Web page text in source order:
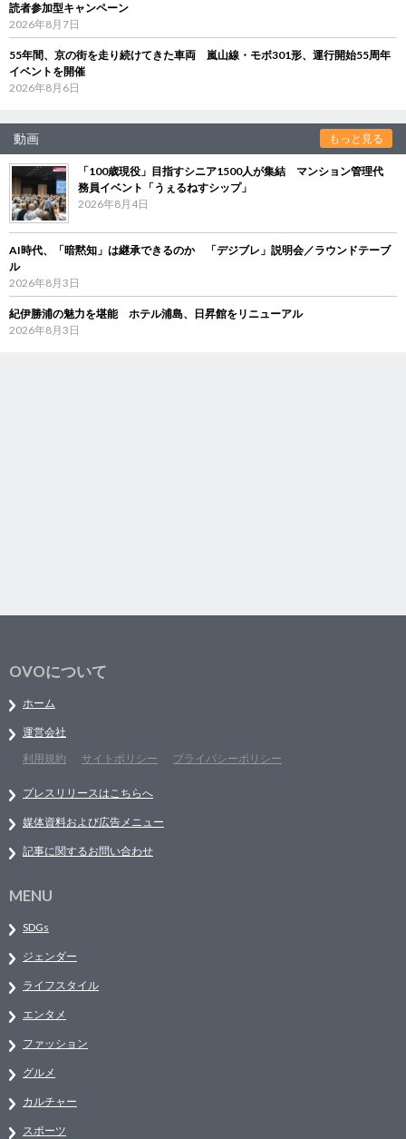
読者参加型キャンペーン
2026年8月7日
55年間、京の街を走り続けてきた車両 嵐山線・モボ301形、運行開始55周年
イベントを開催
2026年8月6日
動画 もっと見る
「100歳現役」目指すシニア1500人が集結 マンション管理代
務員イベント「うぇるねすシップ」
2026年8月4日
AI時代、「暗黙知」は継承できるのか 「デジブレ」説明会／ラウンドテーブ
ル
2026年8月3日
紀伊勝浦の魅力を堪能 ホテル浦島、日昇館をリニューアル
2026年8月3日
OVOについて
ホーム
運営会社
利用規約
サイトポリシー プライバシーポリシー
プレスリリースはこちらへ
媒体資料および広告メニュー
記事に関するお問い合わせ
MENU
SDGs
ジェンダー
ライフスタイル
エンタメ
ファッション
グルメ
カルチャー
スポーツ